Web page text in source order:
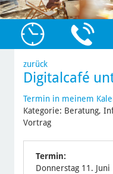
zurück
Digitalcafé
Termin in meinem
Kategorie: Beratung,
Vortrag
Termin:
Donnerstag 11. Juni